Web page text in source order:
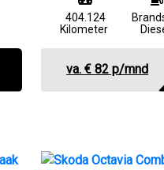
404.124
Kilometer
va. € 82 p/mnd